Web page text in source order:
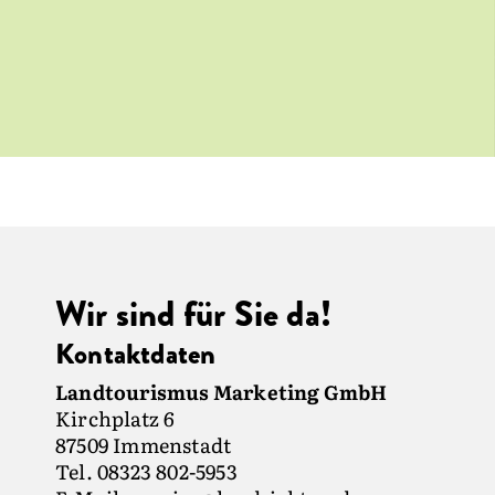
Wir sind für Sie da!
Kontaktdaten
Landtourismus Marketing GmbH
Kirchplatz 6
87509 Immenstadt
Tel. 08323 802-5953